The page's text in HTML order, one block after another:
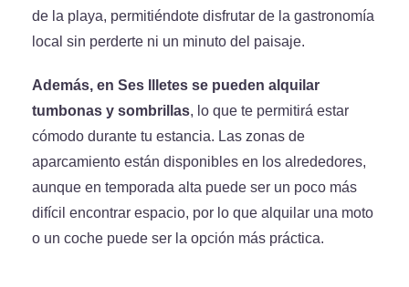
de la playa, permitiéndote disfrutar de la gastronomía
local sin perderte ni un minuto del paisaje.
Además, en Ses Illetes se pueden alquilar
tumbonas y sombrillas, lo que te permitirá estar
cómodo durante tu estancia. Las zonas de
aparcamiento están disponibles en los alrededores,
aunque en temporada alta puede ser un poco más
difícil encontrar espacio, por lo que alquilar una moto
o un coche puede ser la opción más práctica.